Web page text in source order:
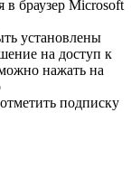
в браузер Microsoft
установлены
на доступ к
нажать на
подписку